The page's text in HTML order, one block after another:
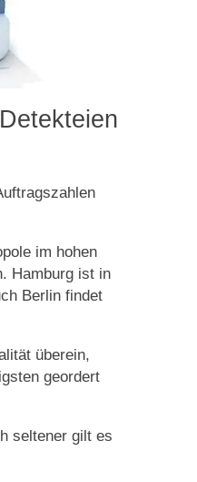
im hohen
Hamburg ist in
Berlin findet
überein,
geordert
seltener gilt es